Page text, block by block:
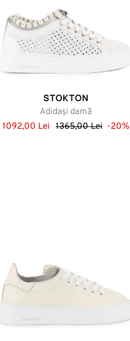
STOKTON
Adidași damă
1092,00 Lei 1365,00 Lei -20%